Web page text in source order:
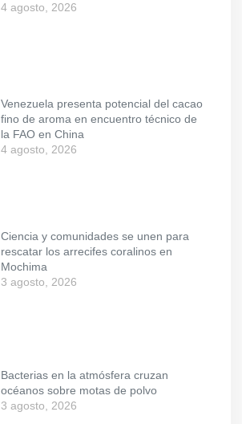
4 agosto, 2026
Venezuela presenta potencial del cacao
fino de aroma en encuentro técnico de
la FAO en China
4 agosto, 2026
Ciencia y comunidades se unen para
rescatar los arrecifes coralinos en
Mochima
3 agosto, 2026
Bacterias en la atmósfera cruzan
océanos sobre motas de polvo
3 agosto, 2026